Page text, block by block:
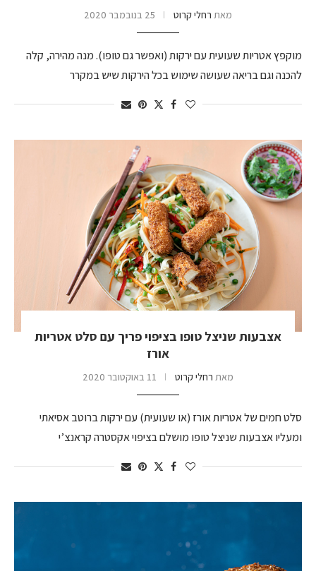
מאת רחלי קרוט 25 בנובמבר 2020
מוקפץ אטריות שעועית עם ירקות (ואפשר גם טופו). מנה מהירה, קלה
להכנה וגם בריאה שעושה שימוש בכל הירקות שיש במקרר
אצבעות שניצל טופו בציפוי פריך עם סלט אטריות
אורז
מאת רחלי קרוט 11 באוקטובר 2020
סלט חמים של אטריות אורז (או שעועית) עם ירקות ברוטב אסיאתי
ומעליו אצבעות שניצל טופו מושלם בציפוי אקסטרה קראנצ’י